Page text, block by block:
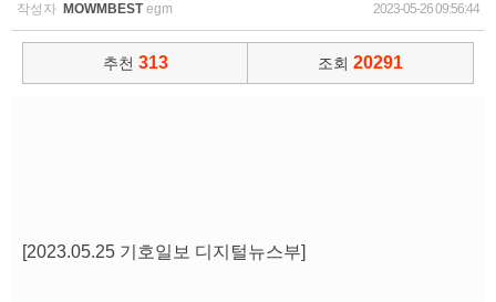
작성자 MOWMBESTegm 2023-05-26 09:56:44
추천 313 조회 20291
[2023.05.25 기호일보 디지털뉴스부]